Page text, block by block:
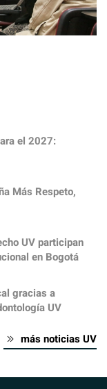
el 2027:
Más Respeto,
UV participan
en Bogotá
gracias a
UV
más noticias UV